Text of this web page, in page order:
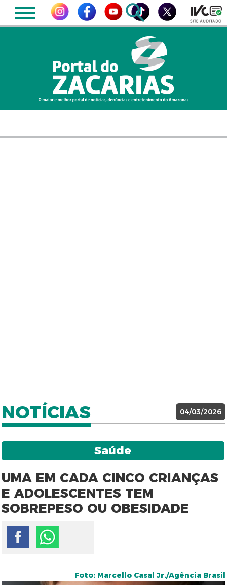
NOTÍCIAS 04/03/2026
Saúde
UMA EM CADA CINCO CRIANÇAS
E ADOLESCENTES TEM
SOBREPESO OU OBESIDADE
Foto: Marcello Casal Jr./Agência Brasil